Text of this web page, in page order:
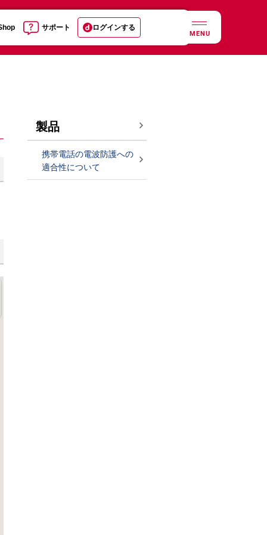
サポート ログインする
MENU
製品
携帯電話の電波防護への
適合性について